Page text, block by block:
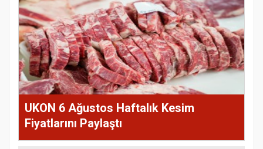
UKON 6 Ağustos Haftalık Kesim
Fiyatlarını Paylaştı